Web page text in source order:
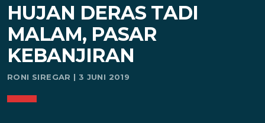
HUJAN DERAS TADI
MALAM, PASAR
KEBANJIRAN
RONI SIREGAR | 3 JUNI 2019